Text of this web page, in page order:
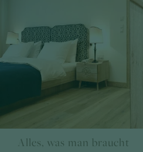
Einzelzimmer
Einzelzimmer
ab € 223 p. P.
Alles, was man braucht